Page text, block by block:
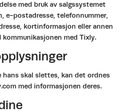
med bruk av salgssystemet
e-postadresse, telefonnummer,
kortinformasjon eller annen
med Tixly.
skal slettes, kan det ordnes
med informasjonen deres.